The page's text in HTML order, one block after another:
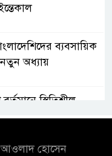
ব্যবসায়িক
নতুন অধ্যায়
স্থিতিশীল
বিনিয়োগের
আওলাদ হোসেন